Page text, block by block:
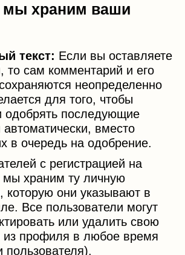
мы храним ваши
текст: Если вы оставляете
то сам комментарий и его
неопределенно
для того, чтобы
одобрять последующие
вместо
в очередь на одобрение.
с регистрацией на
храним ту личную
они указывают в
Все пользователи могут
или удалить свою
профиля в любое время